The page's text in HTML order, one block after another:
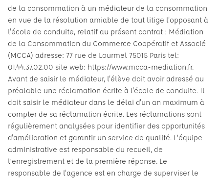
de la consommation à un médiateur de la consommation
en vue de la résolution amiable de tout litige l'opposant à
l'école de conduite, relatif au présent contrat : Médiation
de la Consommation du Commerce Coopératif et Associé
(MCCA) adresse: 77 rue de Lourmel 75015 Paris tel:
01.44.37.02.00 site web: https://www.mcca-mediation.fr.
Avant de saisir le médiateur, l'élève doit avoir adressé au
préalable une réclamation écrite à l'école de conduite. Il
doit saisir le médiateur dans le délai d'un an maximum à
compter de sa réclamation écrite. Les réclamations sont
régulièrement analysées pour identifier des opportunités
d'amélioration et garantir un service de qualité. L’équipe
administrative est responsable du recueil, de
l’enregistrement et de la première réponse. Le
responsable de l'agence est en charge de superviser le